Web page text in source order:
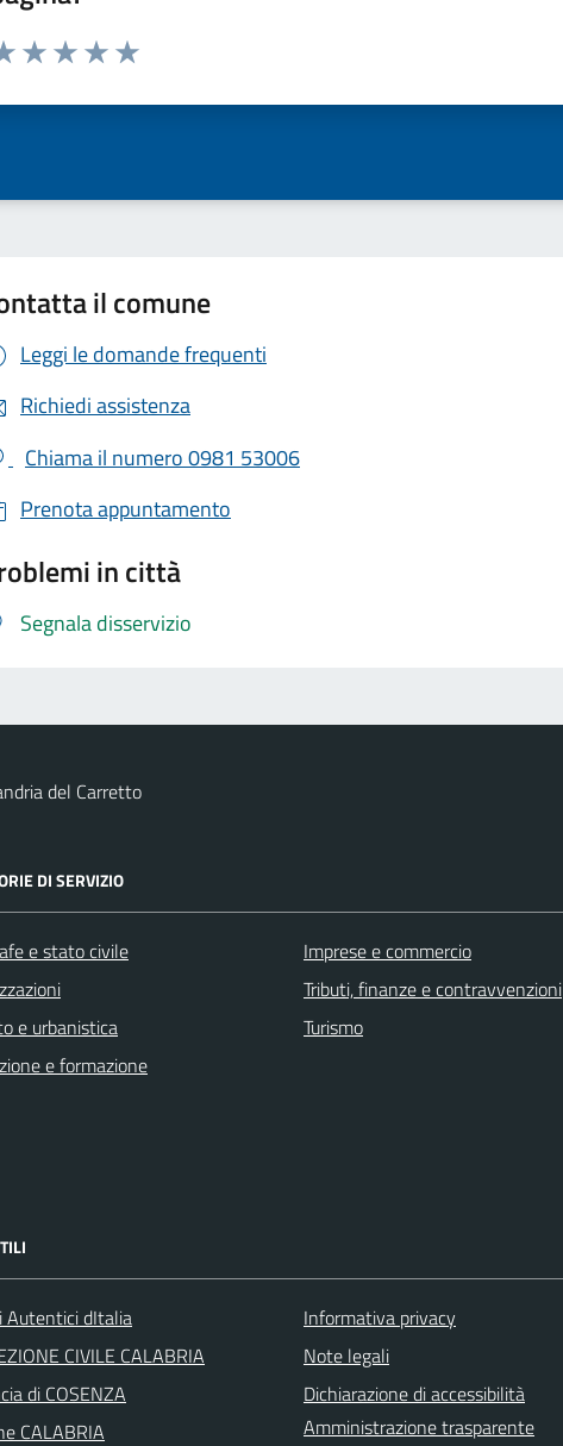
da 1 a 5 stelle la pagina
il comune
Leggi le domande frequenti
Richiedi assistenza
Chiama il numero 0981 53006
Prenota appuntamento
in città
Segnala disservizio
del Carretto
DI SERVIZIO
e stato civile
e urbanistica
e formazione
Imprese e commercio
Tributi, finanze e contravvenzioni
Turismo
Autentici dItalia
CIVILE CALABRIA
di COSENZA
CALABRIA
Informativa privacy
Note legali
Dichiarazione di accessibilità
Amministrazione trasparente